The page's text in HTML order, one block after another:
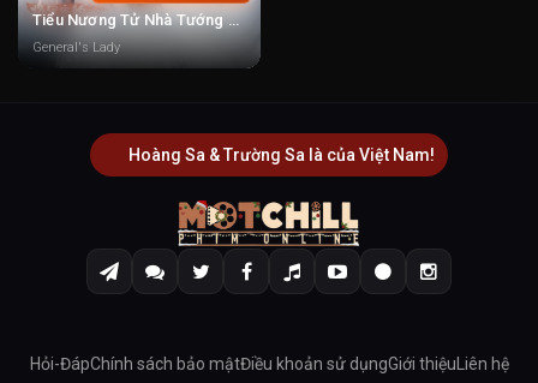
Tiểu Nương Tử Nhà Tướng Quân
General's Lady
Hoàng Sa & Trường Sa là của Việt Nam!
Hỏi-ĐápChính sách bảo mậtĐiều khoản sử dụngGiới thiệuLiên hệ